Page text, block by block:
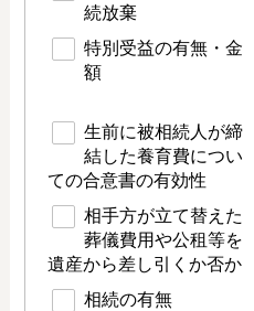
続放棄
特別受益の有無・金
額
生前に被相続人が締
結した養育費につい
ての合意書の有効性
相手方が立て替えた
葬儀費用や公租等を
遺産から差し引くか否か
相続の有無